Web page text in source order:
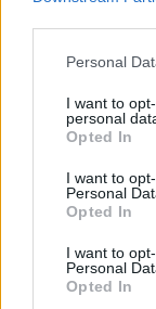
Please note that
not limited to
grant or deny
use your data
consent section.
Personal
I want to
personal
Opted In
I want to
Personal
Opted In
I want to
Personal
Opted In